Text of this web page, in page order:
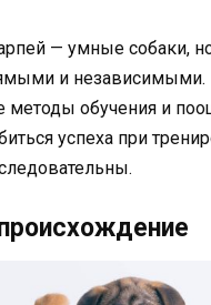
— умные собаки,
и независимыми.
методы обучения и
успеха при